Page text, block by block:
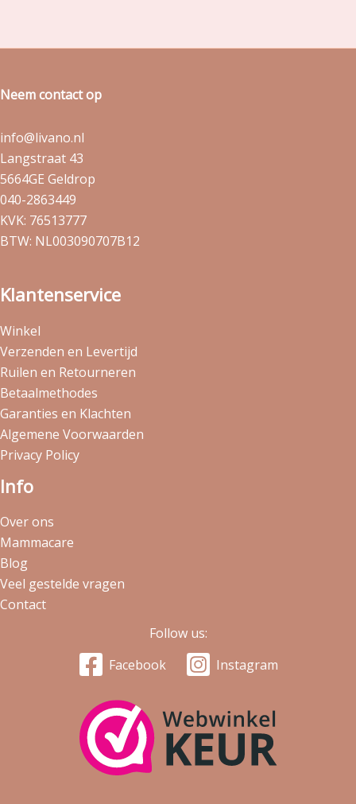
Neem contact op
info@livano.nl
Langstraat 43
5664GE Geldrop
040-2863449
KVK: 76513777
BTW: NL003090707B12
Klantenservice
Winkel
Verzenden en Levertijd
Ruilen en Retourneren
Betaalmethodes
Garanties en Klachten
Algemene Voorwaarden
Privacy Policy
Info
Over ons
Mammacare
Blog
Veel gestelde vragen
Contact
Follow us:
Facebook
Instagram